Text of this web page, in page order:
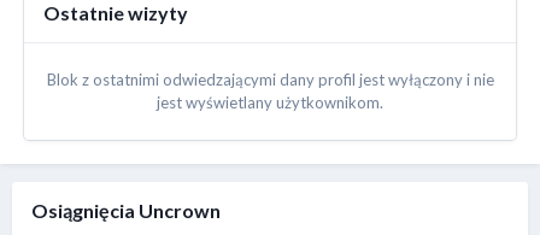
Ostatnie wizyty
Blok z ostatnimi odwiedzającymi dany profil jest wyłączony i nie
jest wyświetlany użytkownikom.
Osiągnięcia Uncrown